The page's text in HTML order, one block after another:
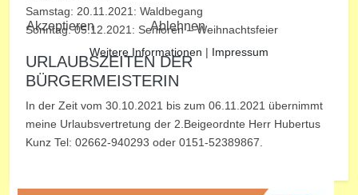
Samstag: 20.11.2021: Waldbegang
Sonntag: 05.12.2021: Senioren – Weihnachtsfeier
URLAUBSZEITEN DER
BÜRGERMEISTERIN
In der Zeit vom 30.10.2021 bis zum 06.11.2021 übernimmt
meine Urlaubsvertretung der 2.Beigeordnte Herr Hubertus
Kunz Tel: 02662-940293 oder 0151-52389867.
Akzeptieren Ablehnen
Weitere Informationen | Impressum